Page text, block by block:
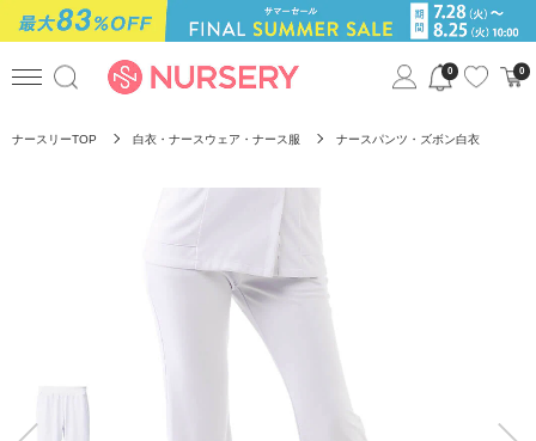
0 0
ナースリーTOP 白衣・ナースウェア・ナース服 ナースパンツ・ズボン白衣